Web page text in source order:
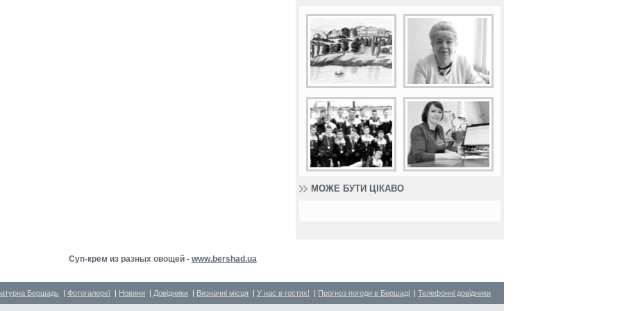
МОЖЕ БУТИ ЦІКАВО
Суп-крем из разных овощей - www.bershad.ua
Бершадь | Фотогалереї | Новини | Довідники | Визначні місця | У нас в гостях! | Прогноз погоди в Бершаді | Телефонні довідники